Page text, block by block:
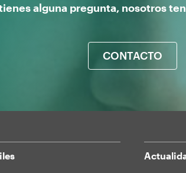
alguna pregunta, nosotros
CONTACTO